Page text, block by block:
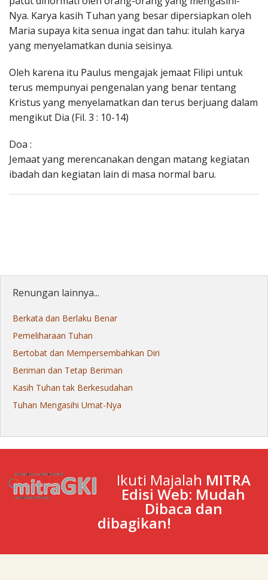
Nya. Karya kasih Tuhan yang besar dipersiapkan oleh
Maria supaya kita senua ingat dan tahu: itulah karya
yang menyelamatkan dunia seisinya.
Oleh karena itu Paulus mengajak jemaat Filipi untuk
terus mempunyai pengenalan yang benar tentang
Kristus yang menyelamatkan dan terus berjuang dalam
mengikut Dia (Fil. 3 : 10-14)
Doa :
Jemaat yang merencanakan dengan matang kegiatan
ibadah dan kegiatan lain di masa normal baru.
Renungan lainnya...
Berkata dan Berlaku Benar
Pemeliharaan Tuhan
Bertobat dan Mempersembahkan Diri
Beriman dan Tetap Beriman
Kasih Tuhan tak Berkesudahan
Tuhan Mengasihi Umat-Nya
Ikuti Majalah MITRA
Edisi Web: Mudah
Dibaca dan
dibagikan!